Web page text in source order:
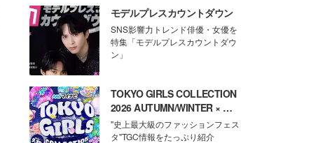
モデルプレスカウントダウン
SNS影響力トレンド俳優・女優を
特集「モデルプレスカウントダウ
ン」
TOKYO GIRLS COLLECTION
2026 AUTUMN/WINTER × モ
デルプレス
"史上最大級のファッションフェス
タ"TGC情報をたっぷり紹介